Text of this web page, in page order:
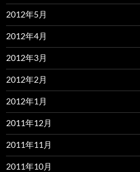
2012年5月
2012年4月
2012年3月
2012年2月
2012年1月
2011年12月
2011年11月
2011年10月